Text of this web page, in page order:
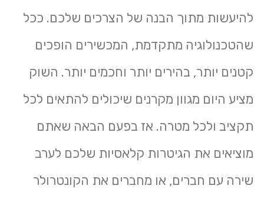
להיעשות מתוך הבנה של הצרכים שלכם. ככל
שהטכנולוגיה מתקדמת, המכשירים הופכים
קטנים יותר, בהירים יותר וחכמים יותר. השוק
מציע היום מגוון מקרנים שיכולים להתאים לכל
תקציב ולכל מטרה. אז בפעם הבאה שאתם
מוציאים את הגיטרות קלאסיות שלכם לערב
שירה עם חברים, או מחברים את הקונטרולר